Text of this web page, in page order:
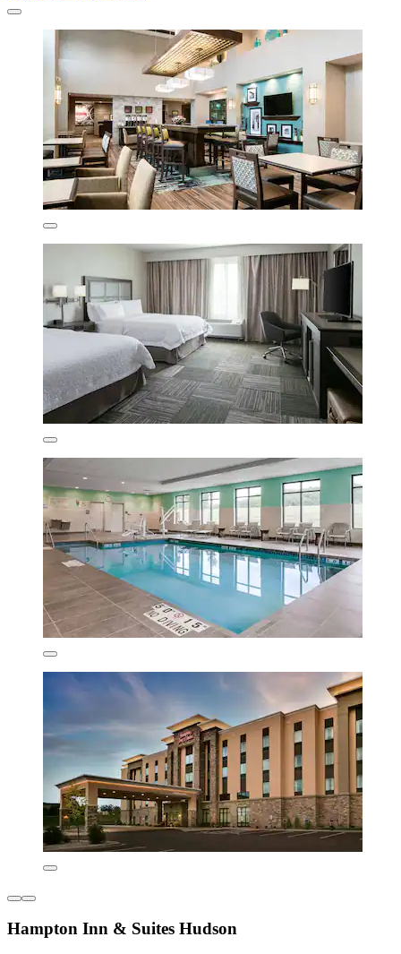
Hampton Inn & Suites Hudson